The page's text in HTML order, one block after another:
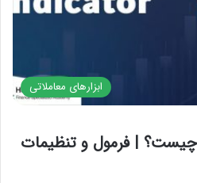
ابزارهای معاملاتی
چیست؟ | فرمول و تنظیمات